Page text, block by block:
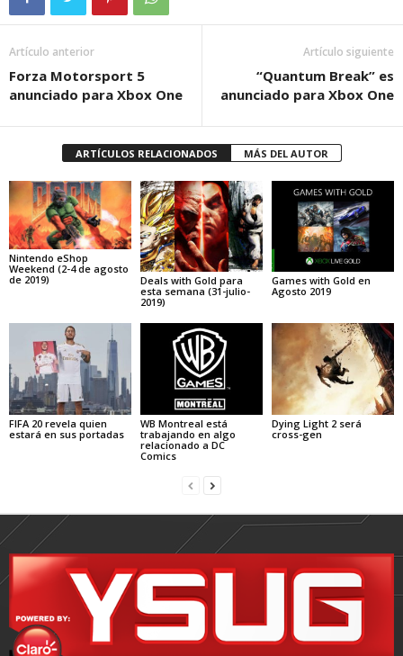
Artículo anterior
Forza Motorsport 5
anunciado para Xbox One
Artículo siguiente
“Quantum Break” es
anunciado para Xbox One
ARTÍCULOS RELACIONADOS MÁS DEL AUTOR
Nintendo eShop
Weekend (2-4 de agosto
de 2019)
Deals with Gold para
esta semana (31-julio-
2019)
Games with Gold en
Agosto 2019
FIFA 20 revela quien
estará en sus portadas
WB Montreal está
trabajando en algo
relacionado a DC
Comics
Dying Light 2 será
cross-gen